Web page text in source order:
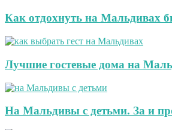
Как отдохнуть на Мальдивах
Лучшие гостевые дома на
На Мальдивы с детьми. За и